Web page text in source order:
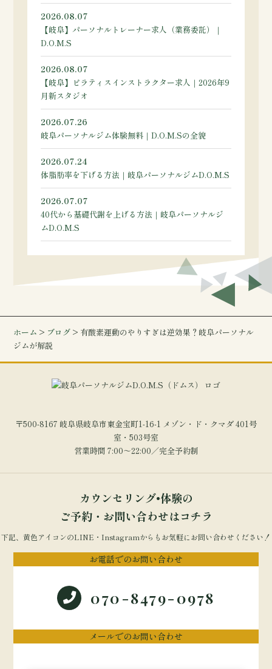
2026.08.07
【岐阜】パーソナルトレーナー求人（業務委託）｜
D.O.M.S
2026.08.07
【岐阜】ピラティスインストラクター求人｜2026年9
月新スタジオ
2026.07.26
岐阜パーソナルジム体験無料｜D.O.M.Sの全貌
2026.07.24
体脂肪率を下げる方法｜岐阜パーソナルジムD.O.M.S
2026.07.07
40代から基礎代謝を上げる方法｜岐阜パーソナルジ
ムD.O.M.S
ホーム > ブログ > 有酸素運動のやりすぎは逆効果？岐阜パーソナル
ジムが解説
〒500-8167 岐阜県岐阜市東金宝町1-16-1 メゾン・ド・クマダ 401号
室・503号室
営業時間 7:00～22:00／完全予約制
カウンセリング•体験の
ご予約・お問い合わせはコチラ
下記、黄色アイコンのLINE・Instagramからもお気軽にお問い合わせください！
お電話でのお問い合わせ
070-8479-0978
メールでのお問い合わせ